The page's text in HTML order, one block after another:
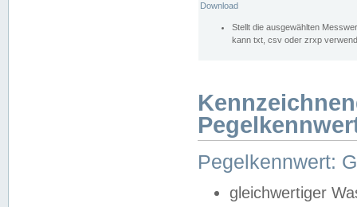
Download
Stellt die ausgewählten
kann txt, csv oder zrxp
Pegelkennwert:
gleichwertiger